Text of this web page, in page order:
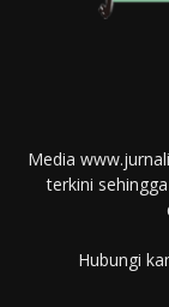
Media
terkini
Hubungi